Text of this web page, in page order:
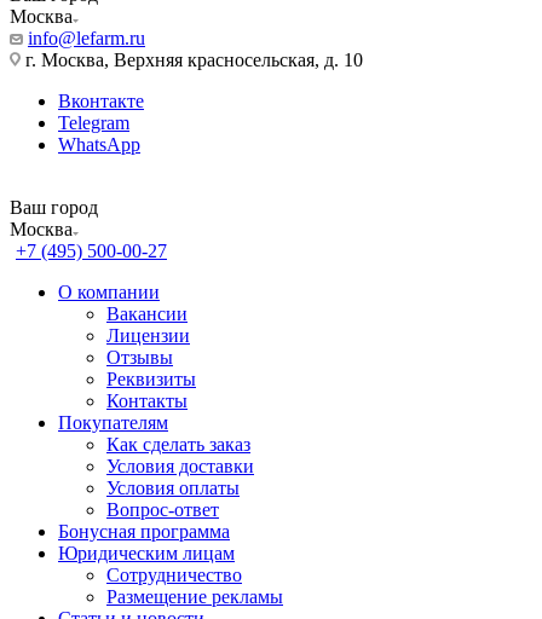
Москва
info@lefarm.ru
г. Москва, Верхняя красносельская, д. 10
Вконтакте
Telegram
WhatsApp
Ваш город
Москва
+7 (495) 500-00-27
О компании
Вакансии
Лицензии
Отзывы
Реквизиты
Контакты
Покупателям
Как сделать заказ
Условия доставки
Условия оплаты
Вопрос-ответ
Бонусная программа
Юридическим лицам
Сотрудничество
Размещение рекламы